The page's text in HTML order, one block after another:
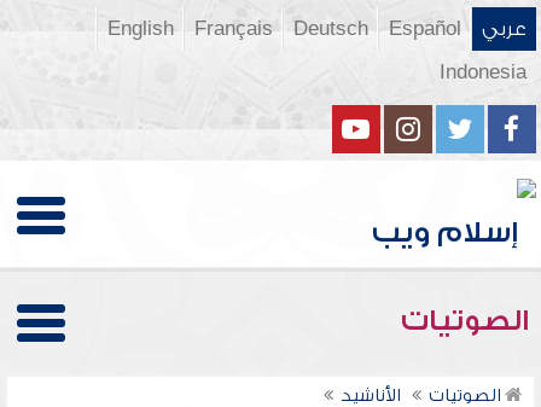
عربي Español
Deutsch
Français
English
Indonesia
الصوتيات
الصوتيات الأناشيد